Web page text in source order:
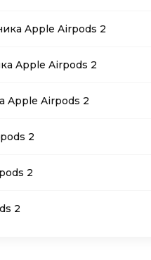
Apple Airpods 2
Apple Airpods 2
Apple Airpods 2
2
2
2